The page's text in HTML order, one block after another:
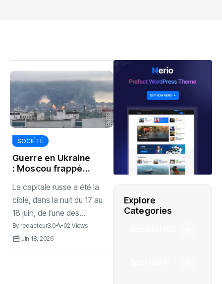
SOCIÉTÉ
Guerre en Ukraine
: Moscou frappée
massive de
drones ukrainiens
La capitale russe a été la
cible, dans la nuit du 17 au
18 juin, de l’une des...
By redacteur3.0
02 Views
juin 18, 2026
Explore
Categories